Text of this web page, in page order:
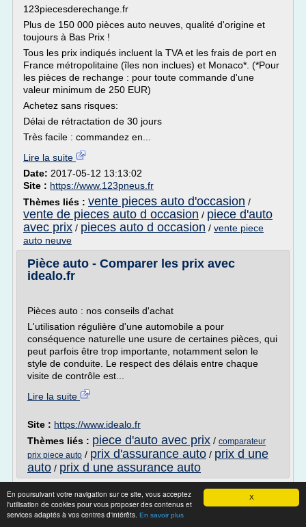
X
En poursuivant votre navigation sur ce site, vous acceptez
l'utilisation de cookies pour vous proposer des contenus et
services adaptés à vos centres d'intérêts. En savoir plus
123piecesderechange.fr
Plus de 150 000 pièces auto neuves, qualité d'origine et
toujours à Bas Prix !
Tous les prix indiqués incluent la TVA et les frais de port en
France métropolitaine (îles non inclues) et Monaco*. (*Pour
les pièces de rechange : pour toute commande d'une
valeur minimum de 250 EUR)
Achetez sans risques:
Délai de rétractation de 30 jours
Très facile : commandez en...
Lire la suite
Date: 2017-05-12 13:13:02
Site : https://www.123pneus.fr
Thèmes liés : vente pieces auto d'occasion /
vente de pieces auto d occasion / piece d'auto
avec prix / pieces auto d occasion / vente piece
auto neuve
Pièce auto - Comparer les prix avec
idealo.fr
Pièces auto : nos conseils d'achat
L'utilisation régulière d'une automobile a pour
conséquence naturelle une usure de certaines pièces, qui
peut parfois être trop importante, notamment selon le
style de conduite. Le respect des délais entre chaque
visite de contrôle est...
Lire la suite
Site : https://www.idealo.fr
Thèmes liés : piece d'auto avec prix / comparateur
prix piece auto / prix d'assurance auto / prix d une
auto / prix d une assurance auto
Pieces Auto - Comparez les Prix et les
Offres Pieces Auto ...